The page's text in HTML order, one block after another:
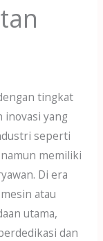
tingkat
yang
seperti
memiliki
Di era
atau
utama,
dan